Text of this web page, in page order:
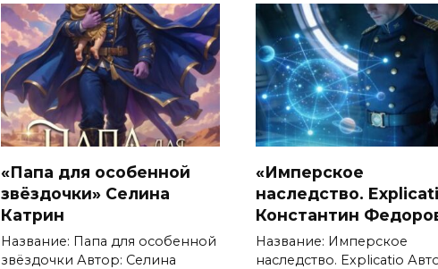
«Папа для особенной
звёздочки» Селина
Катрин
Название: Папа для особенной
звёздочки Автор: Селина
«Имперское
наследство.
Константин
Название: Имперское
наследство. Explicatio